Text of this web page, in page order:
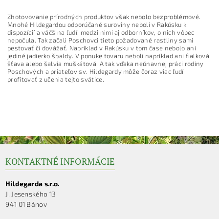
Zhotovovanie prírodných produktov však nebolo bezproblémové.
Mnohé Hildegardou odporúčané suroviny neboli v Rakúsku k
dispozícií a väčšina ľudí, medzi nimi aj odborníkov, o nich vôbec
nepočula. Tak začali Poschovci tieto požadované rastliny sami
pestovať či dovážať. Napríklad v Rakúsku v tom čase nebolo ani
jediné jadierko špaldy. V ponuke tovaru neboli napríklad ani fialková
šťava alebo šalvia muškátová. A tak vďaka neúnavnej práci rodiny
Poschových a priateľov sv. Hildegardy môže čoraz viac ľudí
profitovať z učenia tejto svätice.
KONTAKTNÉ INFORMÁCIE
Hildegarda s.r.o.
J. Jesenského 13
941 01 Bánov